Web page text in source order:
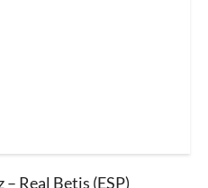
Real Betis (ESP)